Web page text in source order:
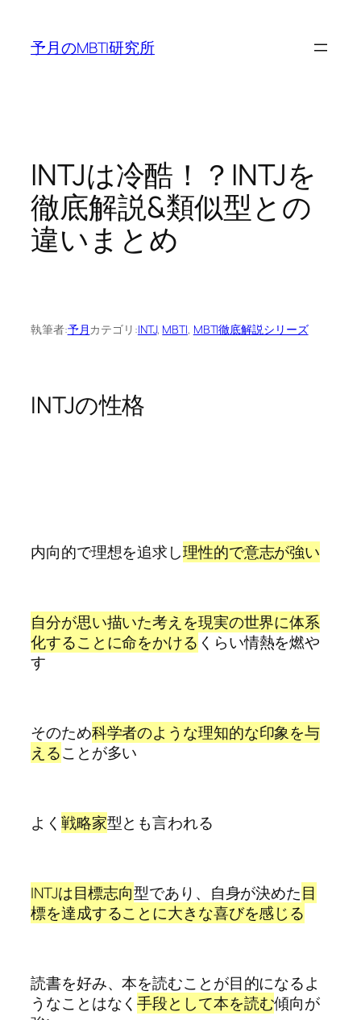
予月のMBTI研究所
INTJは冷酷！？INTJを
徹底解説&類似型との
違いまとめ
執筆者:予月 カテゴリ:INTJ, MBTI, MBTI徹底解説シリーズ
INTJの性格
内向的で理想を追求し理性的で意志が強い
自分が思い描いた考えを現実の世界に体系
化することに命をかける くらい情熱を燃や
す
そのため科学者のような理知的な印象を与
えることが多い
よく 戦略家型とも言われる
INTJは目標志向型であり、自身が決めた目
標を達成することに大きな喜びを感じる
読書を好み、本を読むことが目的になるよ
うなことはなく手段として本を読む傾向が